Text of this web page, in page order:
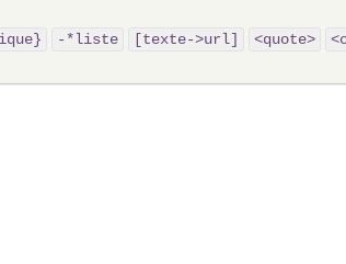
-*liste [texte->url] <quote>